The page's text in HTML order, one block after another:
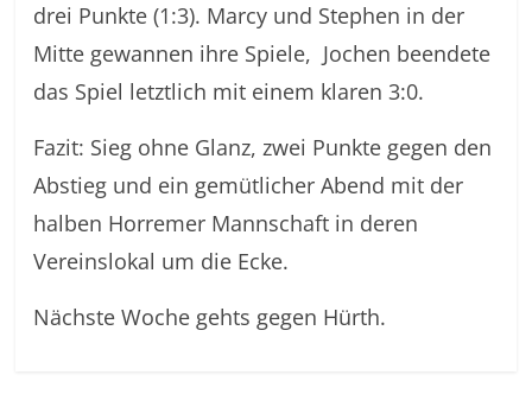
drei Punkte (1:3). Marcy und Stephen in der
Mitte gewannen ihre Spiele, Jochen beendete
das Spiel letztlich mit einem klaren 3:0.
Fazit: Sieg ohne Glanz, zwei Punkte gegen den
Abstieg und ein gemütlicher Abend mit der
halben Horremer Mannschaft in deren
Vereinslokal um die Ecke.
Nächste Woche gehts gegen Hürth.